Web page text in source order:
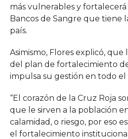
más vulnerables y
Bancos de Sangre que tiene
país.
Asimismo, Flores explicó,
del plan de fortalecimiento
impulsa su gestión en todo
“El corazón de la Cruz Roja
que le sirven a la población
calamidad, o riesgo, por eso
el fortalecimiento